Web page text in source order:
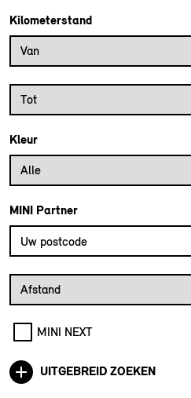
Kilometerstand
Kilometerstand vanaf
Van
Kilometerstand tot
Tot
Kleur
Alle
MINI Partner
Vul uw postcode in om de
Afstand van uw postcode tot de
Afstand
MINI NEXT
UITGEBREID ZOEKEN